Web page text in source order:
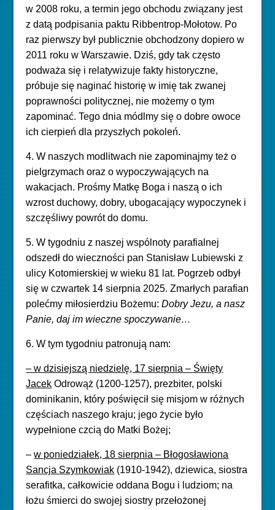
w 2008 roku, a termin jego obchodu związany jest
z datą podpisania paktu Ribbentrop-Mołotow. Po
raz pierwszy był publicznie obchodzony dopiero w
2011 roku w Warszawie. Dziś, gdy tak często
podważa się i relatywizuje fakty historyczne,
próbuje się naginać historię w imię tak zwanej
poprawności politycznej, nie możemy o tym
zapominać. Tego dnia módlmy się o dobre owoce
ich cierpień dla przyszłych pokoleń.
4. W naszych modlitwach nie zapominajmy też o
pielgrzymach oraz o wypoczywających na
wakacjach. Prośmy Matkę Boga i naszą o ich
wzrost duchowy, dobry, ubogacający wypoczynek i
szczęśliwy powrót do domu.
5. W tygodniu z naszej wspólnoty parafialnej
odszedł do wieczności pan Stanisław Lubiewski z
ulicy Kotomierskiej w wieku 81 lat. Pogrzeb odbył
się w czwartek 14 sierpnia 2025. Zmarłych parafian
polećmy miłosierdziu Bożemu:Dobry Jezu, a nasz
Panie, daj im wieczne spoczywanie…
6. W tym tygodniu patronują nam:
– w dzisiejszą niedzielę, 17 sierpnia – Święty
Jacek Odrowąż (1200-1257), prezbiter, polski
dominikanin, który poświęcił się misjom w różnych
częściach naszego kraju; jego życie było
wypełnione czcią do Matki Bożej;
–w poniedziałek, 18 sierpnia – Błogosławiona
Sancja Szymkowiak (1910-1942), dziewica, siostra
serafitka, całkowicie oddana Bogu i ludziom; na
łożu śmierci do swojej siostry przełożonej